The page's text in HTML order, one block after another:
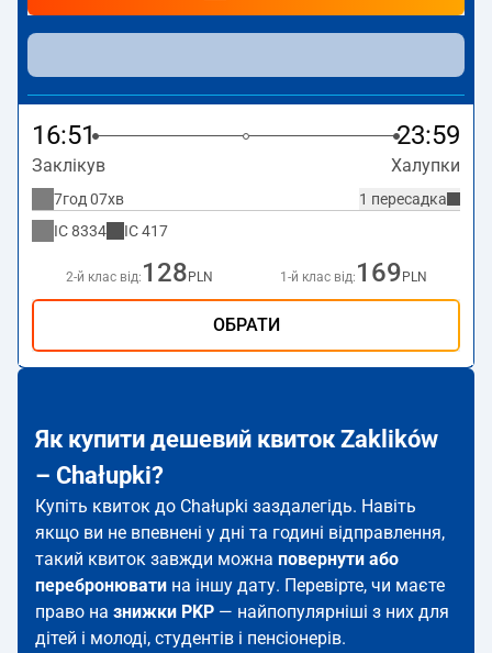
16:51 23:59
Заклікув Халупки
1 пересадка
7год 07хв
IC8334 IC417
2-й клас від: 128 PLN 1-й клас від: 169 PLN
ОБРАТИ
Як купити дешевий квиток Zaklików
– Chałupki?
Купіть квиток до Chałupki заздалегідь. Навіть
якщо ви не впевнені у дні та годині відправлення,
такий квиток завжди можна повернути або
перебронювати на іншу дату. Перевірте, чи маєте
право на знижки PKP — найпопулярніші з них для
дітей і молоді, студентів і пенсіонерів.